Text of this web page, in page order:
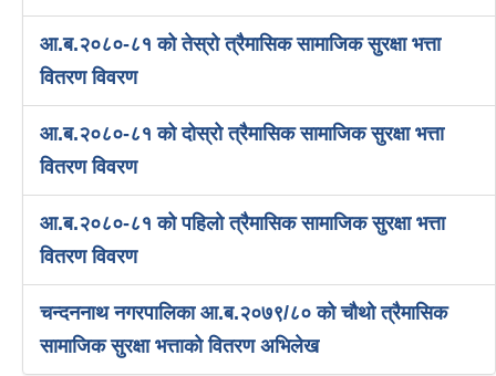
आ.ब.२०८०-८१ को तेस्रो त्रैमासिक सामाजिक सुरक्षा भत्ता
वितरण विवरण
आ.ब.२०८०-८१ को दोस्रो त्रैमासिक सामाजिक सुरक्षा भत्ता
वितरण विवरण
आ.ब.२०८०-८१ को पहिलो त्रैमासिक सामाजिक सुरक्षा भत्ता
वितरण विवरण
चन्दननाथ नगरपालिका आ.ब.२०७९/८० को चौथो त्रैमासिक
सामाजिक सुरक्षा भत्ताको वितरण अभिलेख